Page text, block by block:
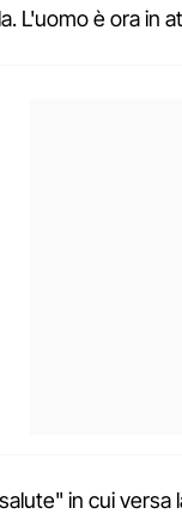
L'uomo è ora in
in cui versa